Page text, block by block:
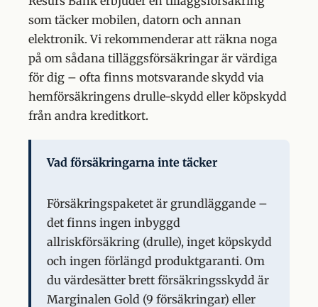
som täcker mobilen, datorn och annan
elektronik. Vi rekommenderar att räkna noga
på om sådana tilläggsförsäkringar är värdiga
för dig – ofta finns motsvarande skydd via
hemförsäkringens drulle-skydd eller köpskydd
från andra kreditkort.
Vad försäkringarna inte täcker
Försäkringspaketet är grundläggande –
det finns ingen inbyggd
allriskförsäkring (drulle), inget köpskydd
och ingen förlängd produktgaranti. Om
du värdesätter brett försäkringsskydd är
Marginalen Gold (9 försäkringar) eller